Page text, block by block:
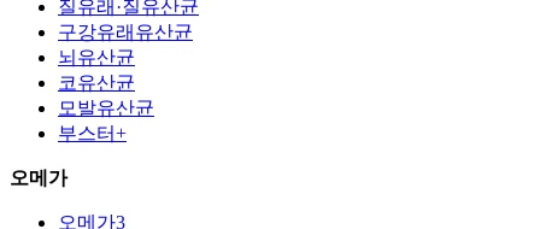
질유래·질유산균
구강유래유산균
뇌유산균
코유산균
모발유산균
부스터+
오메가
오메가3